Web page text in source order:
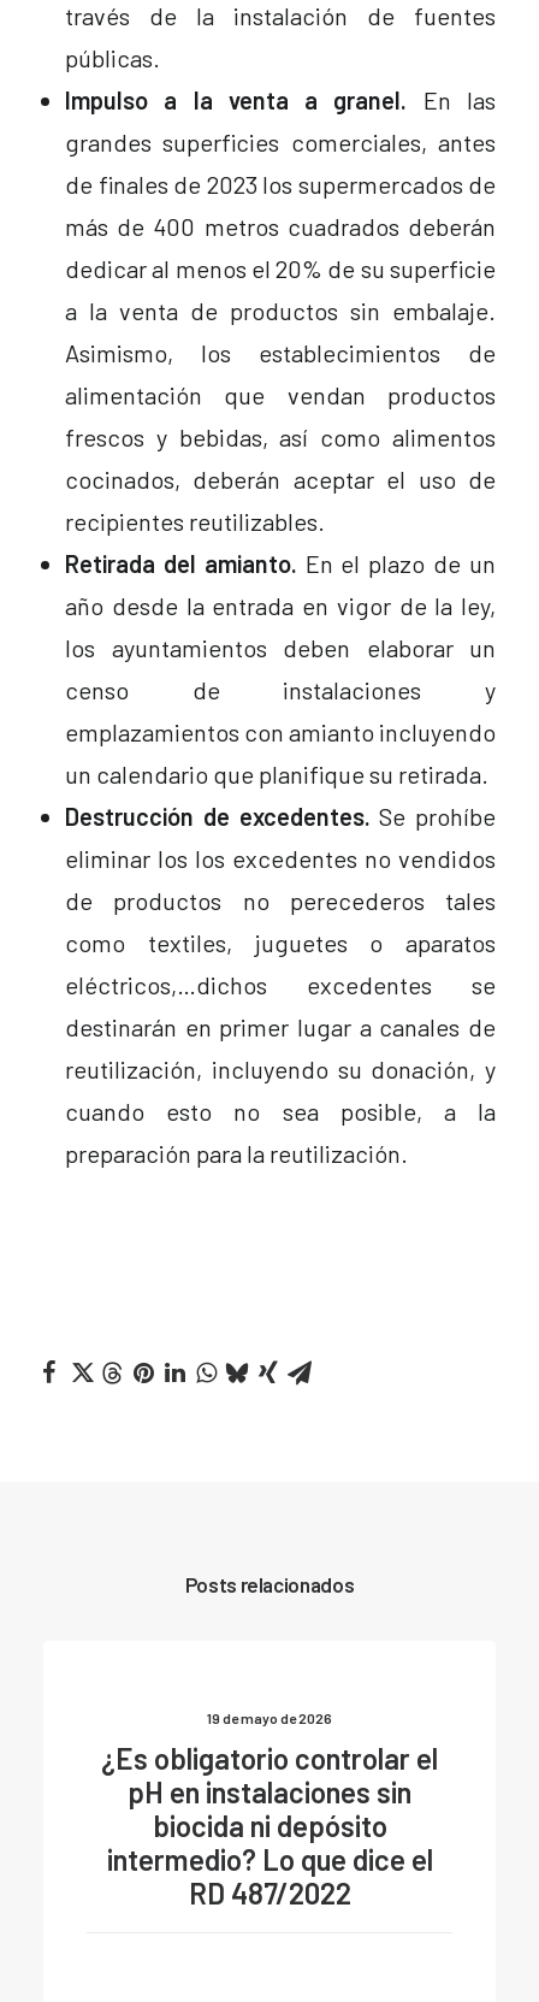
través de la instalación de fuentes
públicas.
Impulso a la venta a granel. En las
grandes superficies comerciales, antes
de finales de 2023 los supermercados de
más de 400 metros cuadrados deberán
dedicar al menos el 20% de su superficie
a la venta de productos sin embalaje.
Asimismo, los establecimientos de
alimentación que vendan productos
frescos y bebidas, así como alimentos
cocinados, deberán aceptar el uso de
recipientes reutilizables.
Retirada del amianto. En el plazo de un
año desde la entrada en vigor de la ley,
los ayuntamientos deben elaborar un
censo de instalaciones y
emplazamientos con amianto incluyendo
un calendario que planifique su retirada.
Destrucción de excedentes.Se prohíbe
eliminar los los excedentes no vendidos
de productos no perecederos tales
como textiles, juguetes o aparatos
eléctricos,…dichos excedentes se
destinarán en primer lugar a canales de
reutilización, incluyendo su donación, y
cuando esto no sea posible, a la
preparación para la reutilización.
Posts relacionados
19 de mayo de 2026
¿Es obligatorio controlar el
pH en instalaciones sin
biocida ni depósito
intermedio? Lo que dice el
RD 487/2022